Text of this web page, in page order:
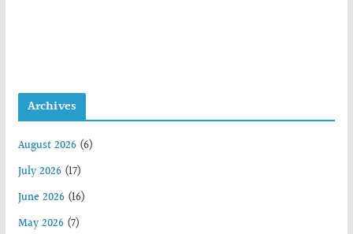
Archives
August 2026(6)
July 2026(17)
June 2026(16)
May 2026(7)